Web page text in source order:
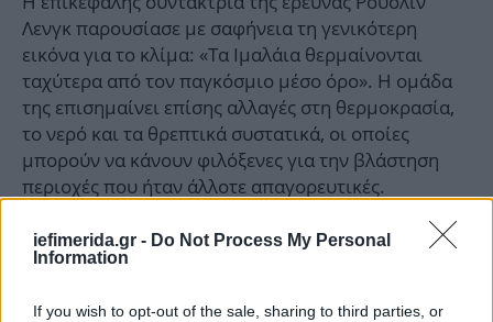
iefimerida.gr - Do Not Process My Personal
Information
If you wish to opt-out of the sale, sharing to third parties, or
Λενγκ παρουσίασε με σαφήνεια τη γενικότερη
εικόνα για το κλίμα: «Τα Ιμαλάια θερμαίνονται
ταχύτερα από τον παγκόσμιο μέσο όρο». Η ομάδα
της επισημαίνει επίσης αλλαγές στη θερμοκρασία,
το νερό και τα θρεπτικά συστατικά, οι οποίες
μπορούν να κάνουν φιλόξενες για την βλάστηση
περιοχές που ήταν άλλοτε απαγορευτικές.